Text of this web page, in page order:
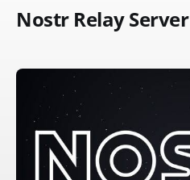
Nostr Relay Server